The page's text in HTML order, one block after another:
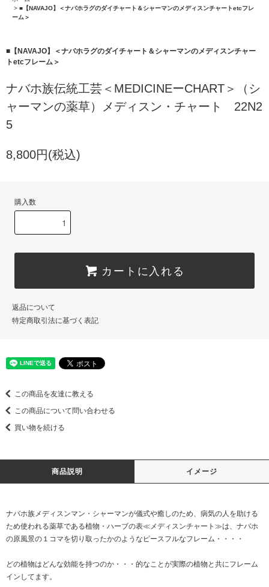
> ■【NAVAJO】＜ナバホラグのダイチャート＆シャーマンのメディスンチャートetcフレ
ーム＞
■【NAVAJO】＜ナバホラグのダイチャート＆シャーマンのメディスンチャー
トetcフレーム＞
ナバホ族伝統工芸＜MEDICINEーCHART＞（シ
ャーマンの薬草）メディスン・チャート 22N2
5
8,800円(税込)
購入数
カートに入れる
返品について
特定商取引法に基づく表記
この商品を友達に教える
この商品について問い合わせる
買い物を続ける
商品説明 イメージ
ナバホ族メディスンマン・シャーマンが儀式や癒しのため、病気の人を助ける
ため使われる薬草である植物・ハーブの表≪メディスンチャート≫は、ナバホ
の原風景の１コマを切り取ったかのようなピースフルなフレーム・・・・
どの植物はどんな効能を持つのか・・・的なことが実際の植物と共にフレーム
インしてます。